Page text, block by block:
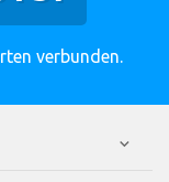
verbunden.